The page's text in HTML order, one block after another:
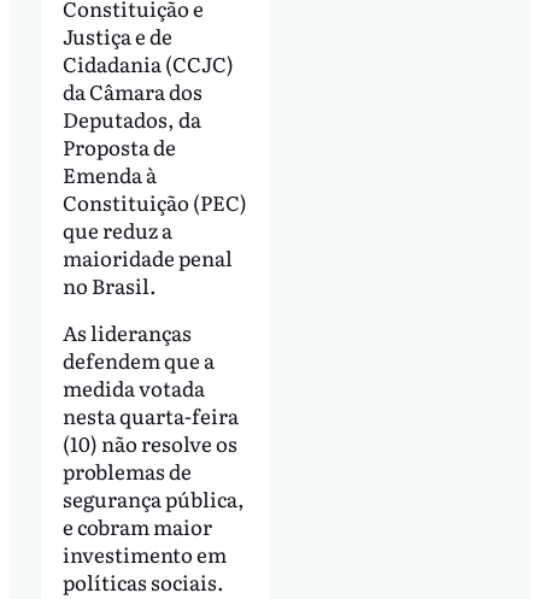
Constituição e
Justiça e de
Cidadania (CCJC)
da Câmara dos
Deputados, da
Proposta de
Emenda à
Constituição (PEC)
que reduz a
maioridade penal
no Brasil.
As lideranças
defendem que a
medida votada
nesta quarta-feira
(10) não resolve os
problemas de
segurança pública,
e cobram maior
investimento em
políticas sociais.